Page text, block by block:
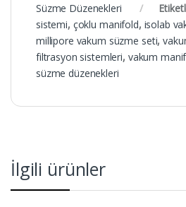
Süzme Düzenekleri
sistemi, çoklu manifold, isolab
millipore vakum süzme seti,
filtrasyon sistemleri, vakum
süzme düzenekleri
İlgili ürünler